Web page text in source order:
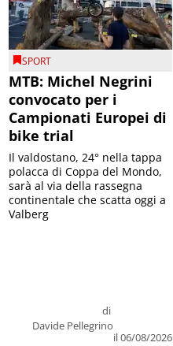
SPORT
MTB: Michel Negrini
convocato per i
Campionati Europei di
bike trial
di
Davide Pellegrino
il 06/08/2026
Il valdostano, 24° nella tappa
polacca di Coppa del Mondo,
sarà al via della rassegna
continentale che scatta oggi a
Valberg